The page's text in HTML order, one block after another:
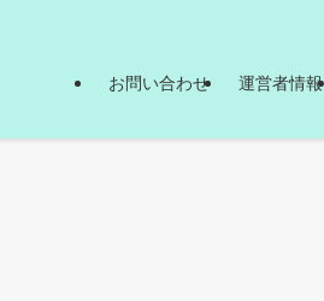
お問い合わせ 運営者情報